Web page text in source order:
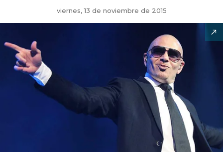
viernes, 13 de noviembre de 2015